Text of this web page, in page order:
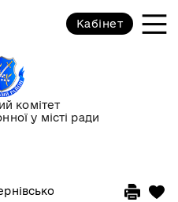
комітет
у місті ради
Кабінет
районної у місті
за 2017
2016
за 2015
за 2013